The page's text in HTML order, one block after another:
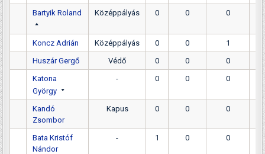
Bartyik Roland Középpályás 0 0 0
Koncz Adrián Középpályás 0 0
1
Huszár Gergő
Védő 0 0
0
Katona
György
- 0 0 0
Kandó
Zsombor
Kapus 0 0 0
Bata Kristóf
Nándor
- 1 0 0